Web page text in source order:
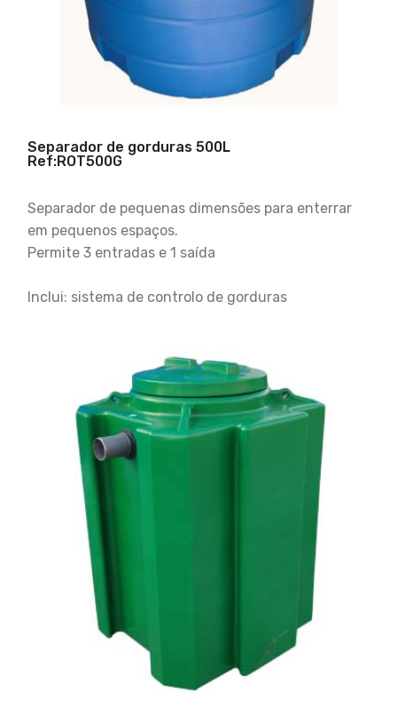
Separador de gorduras 500L
Ref:ROT500G
Separador de pequenas dimensões para enterrar
em pequenos espaços.
Permite 3 entradas e 1 saída
Inclui: sistema de controlo de gorduras